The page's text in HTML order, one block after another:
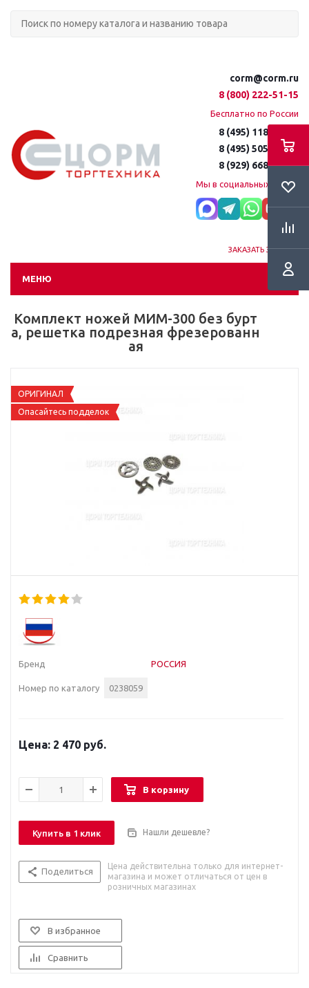
corm@corm.ru
8 (800) 222-51-15
Бесплатно по России
8 (495) 118-61-16
8 (495) 505-51-15
8 (929) 668-95-35
Мы в социальных сетях:
ЗАКАЗАТЬ ЗВОНОК
МЕНЮ
Комплект ножей МИМ-300 без бурт
а, решетка подрезная фрезерованн
ая
ОРИГИНАЛ
Опасайтесь подделок
Бренд РОССИЯ
Номер по каталогу 0238059
2 470 руб.
В корзину
Купить в 1 клик Нашли дешевле?
Поделиться
Цена действительна только для интернет-
магазина и может отличаться от цен в
розничных магазинах
В избранное
Сравнить